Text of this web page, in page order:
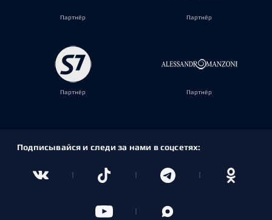
Партнёр Партнёр
Партнёр Партнёр
Подписывайся и следи за нами в соцсетях: